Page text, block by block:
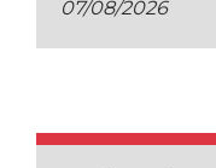
07/08/2026